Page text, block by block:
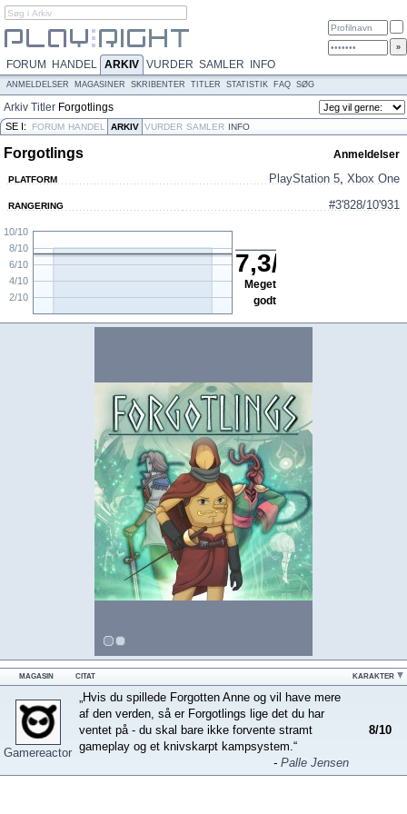
FORUM HANDEL ARKIV VURDER SAMLER INFO
ANMELDELSER MAGASINER SKRIBENTER TITLER STATISTIK FAQ SØG
Arkiv Titler Forgotlings
SE I: FORUM HANDEL ARKIV VURDER SAMLER INFO
Forgotlings Anmeldelser
PLATFORM PlayStation 5, Xbox One
RANGERING #3'828/10'931
2/10
4/10
6/10
8/10
10/10
7,3/
Meget
godt
MAGASIN CITAT KARAKTER
Gamereactor
„Hvis du spillede Forgotten Anne og vil have mere
af den verden, så er Forgotlings lige det du har
ventet på - du skal bare ikke forvente stramt
gameplay og et knivskarpt kampsystem.“
- Palle Jensen
8/10